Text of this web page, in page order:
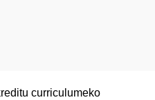
curriculumeko